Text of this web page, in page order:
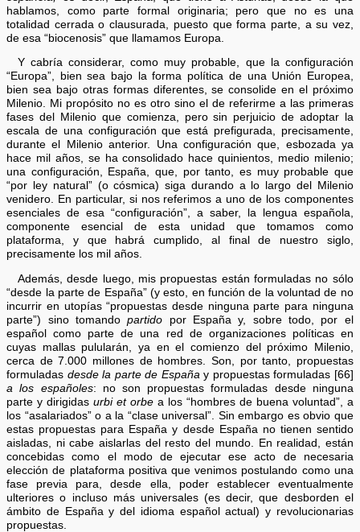
hablamos, como parte formal originaria; pero que no es una
totalidad cerrada o clausurada, puesto que forma parte, a su vez,
de esa “biocenosis” que llamamos Europa.
Y cabría considerar, como muy probable, que la configuración
“Europa”, bien sea bajo la forma política de una Unión Europea,
bien sea bajo otras formas diferentes, se consolide en el próximo
Milenio. Mi propósito no es otro sino el de referirme a las primeras
fases del Milenio que comienza, pero sin perjuicio de adoptar la
escala de una configuración que está prefigurada, precisamente,
durante el Milenio anterior. Una configuración que, esbozada ya
hace mil años, se ha consolidado hace quinientos, medio milenio;
una configuración, España, que, por tanto, es muy probable que
“por ley natural” (o cósmica) siga durando a lo largo del Milenio
venidero. En particular, si nos referimos a uno de los componentes
esenciales de esa “configuración”, a saber, la lengua española,
componente esencial de esta unidad que tomamos como
plataforma, y que habrá cumplido, al final de nuestro siglo,
precisamente los mil años.
Además, desde luego, mis propuestas están formuladas no sólo
“desde la parte de España” (y esto, en función de la voluntad de no
incurrir en utopías “propuestas desde ninguna parte para ninguna
parte”) sino tomandopartido por España y, sobre todo, por el
español como parte de una red de organizaciones políticas en
cuyas mallas pulularán, ya en el comienzo del próximo Milenio,
cerca de 7.000 millones de hombres. Son, por tanto, propuestas
formuladas desde la parte de España y propuestas formuladas [66]
a los españoles: no son propuestas formuladas desde ninguna
parte y dirigidasurbi et orbe a los “hombres de buena voluntad”, a
los “asalariados” o a la “clase universal”. Sin embargo es obvio que
estas propuestas para España y desde España no tienen sentido
aisladas, ni cabe aislarlas del resto del mundo. En realidad, están
concebidas como el modo de ejecutar ese acto de necesaria
elección de plataforma positiva que venimos postulando como una
fase previa para, desde ella, poder establecer eventualmente
ulteriores o incluso más universales (es decir, que desborden el
ámbito de España y del idioma español actual) y revolucionarias
propuestas.